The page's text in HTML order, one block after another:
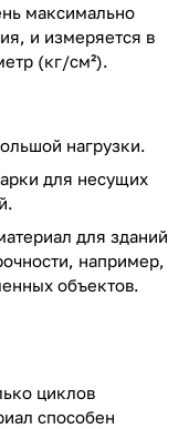
максимально
и измеряется в
(кг/см²).
нагрузки.
для несущих
для зданий
например,
объектов.
циклов
способен